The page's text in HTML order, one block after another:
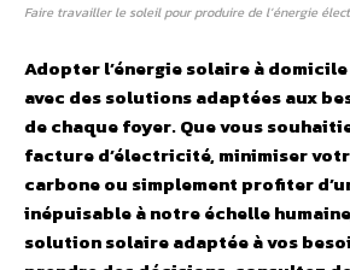
Faire travailler le soleil pour produire de l’énergie
Adopter l’énergie solaire à
avec des solutions adaptées aux
de chaque foyer. Que vous
facture d’électricité, minimiser
carbone ou simplement profiter
inépuisable à notre échelle
solution solaire adaptée à vos